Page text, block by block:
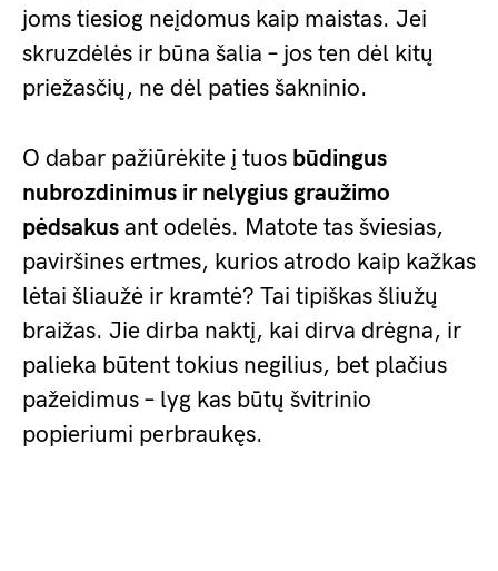
joms tiesiog neįdomus kaip maistas. Jei
skruzdėlės ir būna šalia – jos ten dėl kitų
priežasčių, ne dėl paties šakninio.
O dabar pažiūrėkite į tuos būdingus
nubrozdinimus ir nelygius graužimo
pėdsakus ant odelės. Matote tas šviesias,
paviršines ertmes, kurios atrodo kaip kažkas
lėtai šliaužė ir kramtė? Tai tipiškas šliužų
braižas. Jie dirba naktį, kai dirva drėgna, ir
palieka būtent tokius negilius, bet plačius
pažeidimus – lyg kas būtų švitrinio
popieriumi perbraukęs.